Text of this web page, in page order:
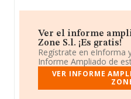
Ver el informe
Zone S.l. ¡Es gratis!
Regístrate en eInforma
Informe Ampliado de
VER INFORME